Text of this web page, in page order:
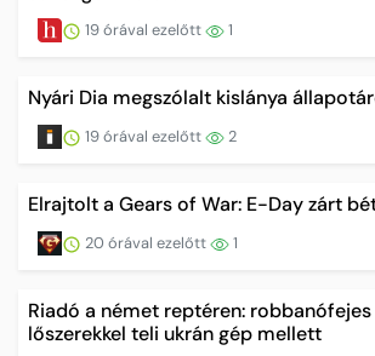
19 órával ezelőtt 1
Nyári Dia megszólalt kislánya
19 órával ezelőtt 2
Elrajtolt a Gears of War: E-Day zárt
20 órával ezelőtt 1
Riadó a német reptéren:
lőszerekkel teli ukrán gép mellett